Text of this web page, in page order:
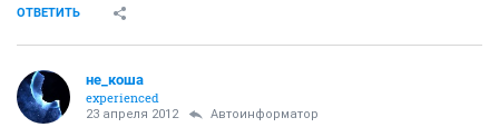
ОТВЕТИТЬ
не_коша
experienced
23 апреля 2012 Автоинформатор